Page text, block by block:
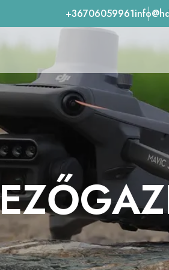
+36706059961